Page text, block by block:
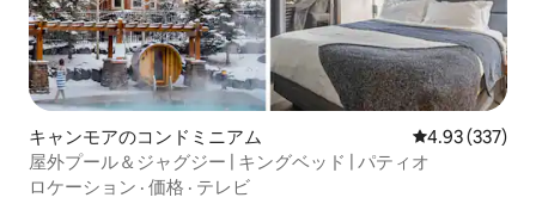
キャンモアのコンドミニアム レビュー337
4.93 (337)
屋外プール＆ジャグジー | キングベッド | パティオ
ロケーション · 価格 · テレビ